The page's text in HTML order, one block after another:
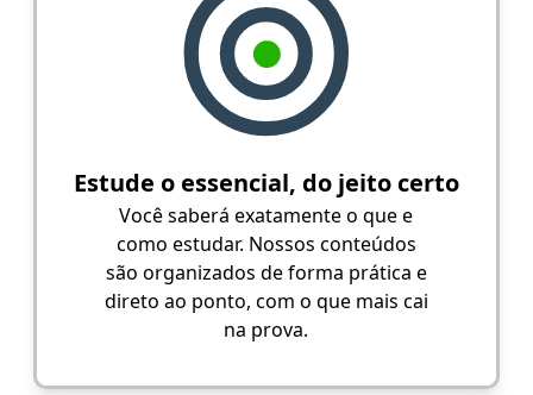
Estude o essencial, do jeito certo
Você saberá exatamente o que e
como estudar. Nossos conteúdos
são organizados de forma prática e
direto ao ponto, com o que mais cai
na prova.